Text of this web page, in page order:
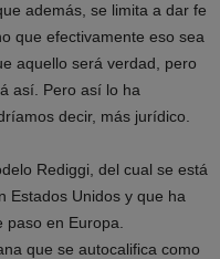
además, se limita a dar fe
que efectivamente eso sea
aquello será verdad, pero
así. Pero así lo ha
decir, más jurídico.
Rediggi, del cual se está
Estados Unidos y que ha
en Europa.
que se autocalifica como